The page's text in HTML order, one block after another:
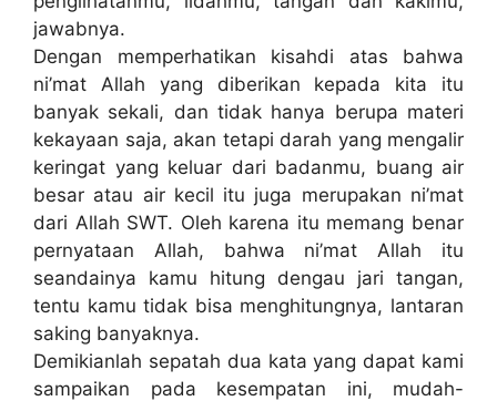
jawabnya.
Dengan memperhatikan kisahdi atas bahwa
ni’mat Allah yang diberikan kepada kita itu
banyak sekali, dan tidak hanya berupa materi
kekayaan saja, akan tetapi darah yang mengalir
keringat yang keluar dari badanmu, buang air
besar atau air kecil itu juga merupakan ni’mat
dari Allah SWT. Oleh karena itu memang benar
pernyataan Allah, bahwa ni’mat Allah itu
seandainya kamu hitung dengau jari tangan,
tentu kamu tidak bisa menghitungnya, lantaran
saking banyaknya.
Demikianlah sepatah dua kata yang dapat kami
sampaikan pada kesempatan ini, mudah-